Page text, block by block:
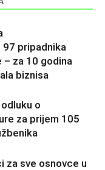
97 pripadnika
za 10 godina
biznisa
o
za prijem 105
za sve osnovce u